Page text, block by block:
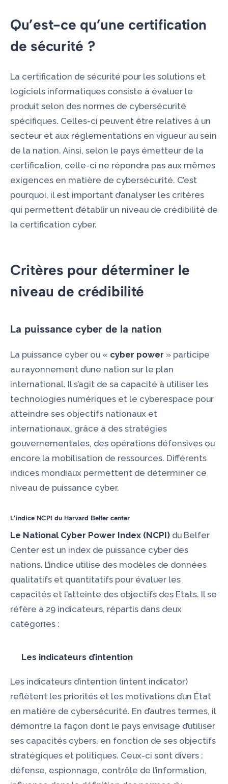
Qu’est-ce qu’une certification
de sécurité ?
La certification de sécurité pour les solutions et
logiciels informatiques consiste à évaluer le
produit selon des normes de cybersécurité
spécifiques. Celles-ci peuvent être relatives à un
secteur et aux réglementations en vigueur au sein
de la nation. Ainsi, selon le pays émetteur de la
certification, celle-ci ne répondra pas aux mêmes
exigences en matière de cybersécurité. C’est
pourquoi, il est important d’analyser les critères
qui permettent d’établir un niveau de crédibilité de
la certification cyber.
Critères pour déterminer le
niveau de crédibilité
La puissance cyber de la nation
La puissance cyber ou « cyber power » participe
au rayonnement d’une nation sur le plan
international. Il s’agit de sa capacité à utiliser les
technologies numériques et le cyberespace pour
atteindre ses objectifs nationaux et
internationaux, grâce à des stratégies
gouvernementales, des opérations défensives ou
encore la mobilisation de ressources. Différents
indices mondiaux permettent de déterminer ce
niveau de puissance cyber.
L’indice NCPI du Harvard Belfer center
Le National Cyber Power Index (NCPI) du Belfer
Center est un index de puissance cyber des
nations. L’indice utilise des modèles de données
qualitatifs et quantitatifs pour évaluer les
capacités et l’atteinte des objectifs des Etats. Il se
réfère à 29 indicateurs, répartis dans deux
catégories :
Les indicateurs d’intention
Les indicateurs d’intention (intent indicator)
reflètent les priorités et les motivations d’un État
en matière de cybersécurité. En d’autres termes, il
démontre la façon dont le pays envisage d’utiliser
ses capacités cybers, en fonction de ses objectifs
stratégiques et politiques. Ceux-ci sont divers :
défense, espionnage, contrôle de l’information,